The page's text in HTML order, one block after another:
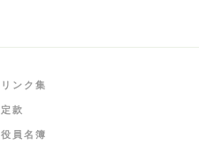
リンク集
定款
役員名簿